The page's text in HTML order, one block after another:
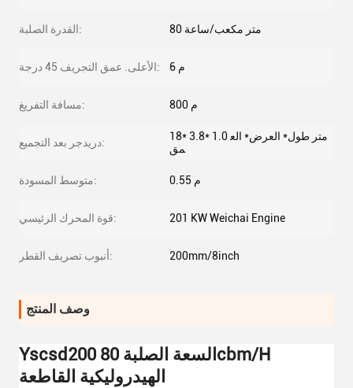
القدرة الصلبة: 80 متر مكعب/ساعة
الأعلى. عمق التجريف 45 درجة: 6 م
مسافة التفريغ: 800 م
دريدجر بعد التجميع:
18* 3.8* 1.0 متر طول* العرض* الع
مق
متوسط ​​المسودة: 0.55 م
قوة المحرك الرئيسي: 201 KW Weichai Engine
أنبوب تصريف القطر: 200mm/8inch
وصف المنتج
Yscsd200 السعة الصلبة 80cbm/H
الهيدروليكية القاطعة